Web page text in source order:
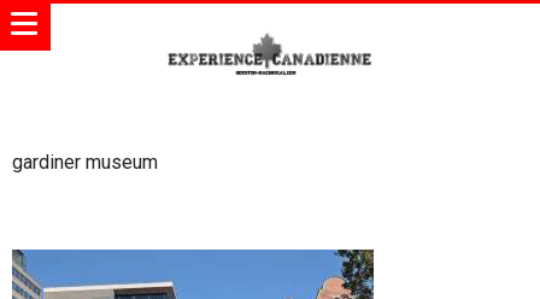
gardiner museum